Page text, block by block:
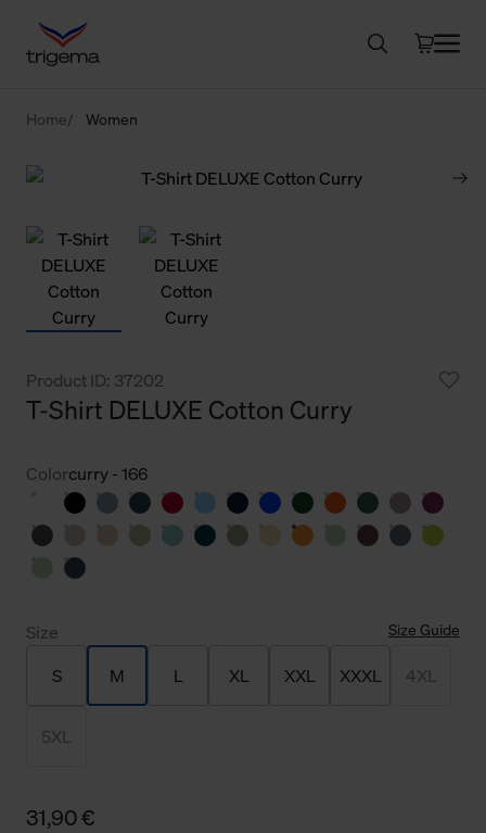
Home Women
Product ID: 37202
T-Shirt DELUXE Cotton Curry
Colorcurry - 166
Size Size Guide
S M L XL XXL XXXL 4XL
5XL
31,90 €